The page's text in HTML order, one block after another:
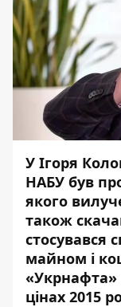
У Ігоря
НАБУ був
якого
також
стосувався
майном і
цінах 2015